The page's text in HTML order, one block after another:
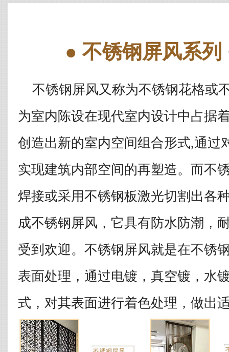
● 不锈钢屏风系列
不锈钢屏风又称为不锈钢花格或
为室内陈设在现代室内设计中占据
创造出新的室内空间组合形式,通过
实现建筑内部空间的再塑造。而不
焊接或采用不锈钢板激光切割出各
成不锈钢屏风，它具有防水防潮，
受到欢迎。不锈钢屏风就是在不锈
表面处理，通过电镀，真空镀，水
式，对其表面进行着色处理，做出